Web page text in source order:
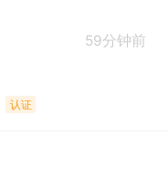
59分钟前
认证